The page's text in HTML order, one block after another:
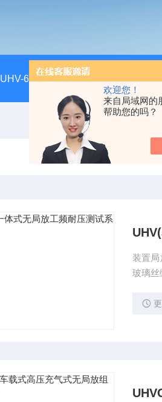
欢迎您！
来自局域网的
帮助您的吗？
UHV-660正工微量水分测定仪
装置
玻璃丝